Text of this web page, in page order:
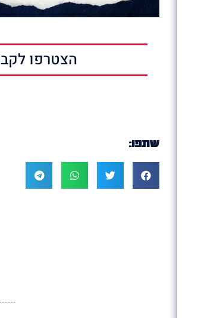
הצטרפו
שתפו: